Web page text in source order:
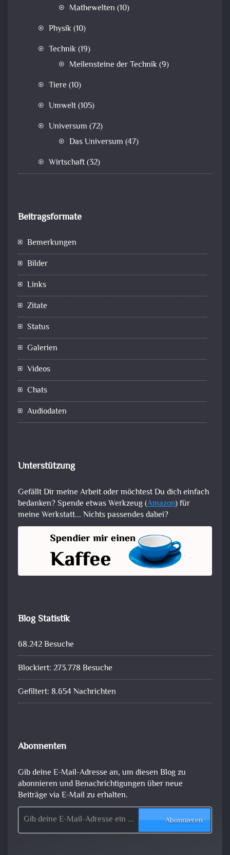
Mathewelten (10)
Physik(10)
Technik(19)
Meilensteine der Technik(9)
Tiere (10)
Umwelt(105)
Universum (72)
Das Universum (47)
Wirtschaft(32)
Beitragsformate
Bemerkungen
Bilder
Links
Zitate
Status
Galerien
Videos
Chats
Audiodaten
Unterstützung
Gefällt Dir meine Arbeit oder möchtest Du dich einfach
bedanken? Spende etwas Werkzeug (Amazon) für
meine Werkstatt... Nichts passendes dabei?
Blog Statistik
68.242 Besuche
Blockiert: 273.778 Besuche
Gefiltert: 8.654 Nachrichten
Abonnenten
Gib deine E-Mail-Adresse an, um diesen Blog zu
abonnieren und Benachrichtigungen über neue
Beiträge via E-Mail zu erhalten.
Gib deine E-Mail-Adresse ein ...
Abonnieren